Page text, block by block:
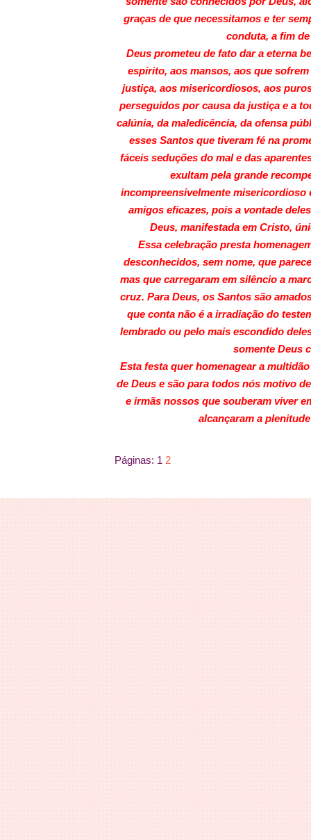
graças de que necessitamos e ter
conduta, a fim
Deus prometeu de fato dar a eterna
espírito, aos mansos, aos que
justiça, aos misericordiosos, aos
perseguidos por causa da justiça e a
calúnia, da maledicência, da ofensa
esses Santos que tiveram fé na
fáceis seduções do mal e das
exultam pela grande
incompreensivelmente misericordioso
amigos eficazes, pois a vontade
Deus, manifestada em Cristo,
Essa celebração presta
desconhecidos, sem nome, que
mas que carregaram em silêncio a
cruz. Para Deus, os Santos são
que conta não é a irradiação do
lembrado ou pelo mais escondido
somente Deus
Esta festa quer homenagear a
de Deus e são para todos nós motivo
e irmãs nossos que souberam viver
alcançaram a
Páginas: 1 2